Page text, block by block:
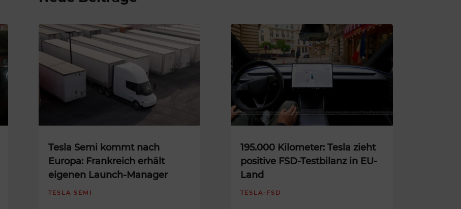
Tesla Semi kommt nach
Europa: Frankreich erhält
eigenen Launch-Manager
TESLA SEMI
195.000 Kilometer: Tesla zieht
positive FSD-Testbilanz in EU-
Land
TESLA-FSD